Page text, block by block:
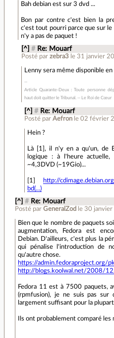
Bah debian est sur 3 dvd ...
Bon par contre c'est bien la
c'est tout pourri parce que sur le
n'y a pas de paquet !
[^] # Re: Mouarf
Posté par zebra3 le 31 janvier
Lenny sera même disponible
Article Quarante-Deux : Toute personne
haut doit quitter le Tribunal. -- Le Roi de Cœur
[^] # Re: Mouarf
Posté par Aefron le 02 février
Hein ?
Là [1], il n'y en a qu'un, de
logique : à l'heure
~4,3DVD (~19Gio)...
[1]
http://
bd(...)
[^] # Re: Mouarf
Posté par GeneralZod le 30
Bien que le nombre de paquets
augmentation, Fedora est
Debian. D'ailleurs, c'est plus la
qui pénalise l'introduction de
qu'autre chose.
https://admin.fedoraproject.org/
http://blogs.koolwal.net/2008/
Fedora 11 est à 7500 paquets,
(rpmfusion), je ne suis pas
largement suffisant pour la
Ils ont probablement comparé les